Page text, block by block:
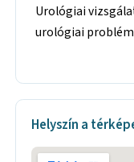
Urológiai
urológiai
Helyszín a